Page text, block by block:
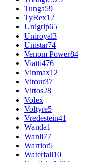
Tunga59
TyRex12
Unigrip65
Uniroyal3
Unistar74
Venom Power84
Viatti476
Vinmax12
Vitour37
Vittos28
Volex
Voltyre5
Vredestein41
Wanda1
Wanli77
Warrior5
Waterfall10